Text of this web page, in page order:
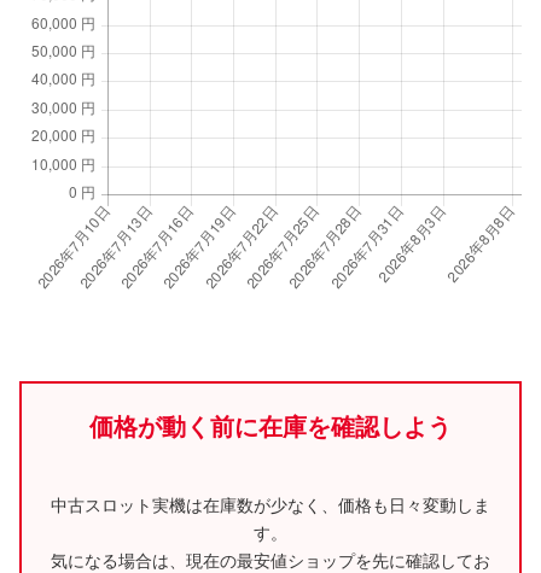
価格が動く前に在庫を確認しよう
中古スロット実機は在庫数が少なく、価格も日々変動しま
す。
気になる場合は、現在の最安値ショップを先に確認してお